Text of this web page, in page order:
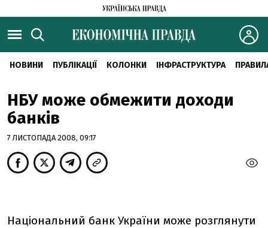
НОВИНИ ПУБЛІКАЦІЇ КОЛОНКИ ІНФРАСТРУКТУРА
НБУ може обмежити доходи
банків
7 ЛИСТОПАДА 2008, 09:17
Національний банк України може розглянути